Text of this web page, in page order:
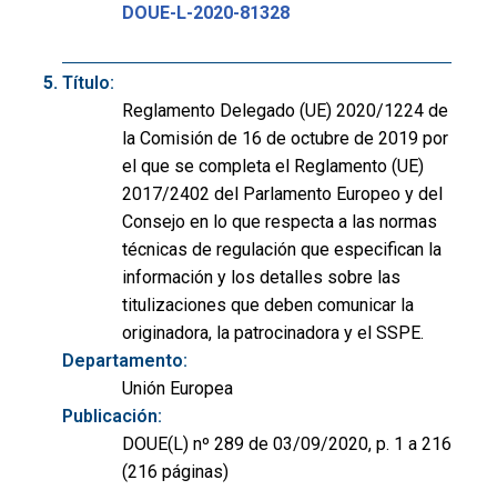
DOUE-L-2020-81328
Título:
Reglamento Delegado (UE) 2020/1224 de
la Comisión de 16 de octubre de 2019 por
el que se completa el Reglamento (UE)
2017/2402 del Parlamento Europeo y del
Consejo en lo que respecta a las normas
técnicas de regulación que especifican la
información y los detalles sobre las
titulizaciones que deben comunicar la
originadora, la patrocinadora y el SSPE.
Departamento:
Unión Europea
Publicación:
DOUE(L) nº 289 de 03/09/2020, p. 1 a 216
(216 páginas)